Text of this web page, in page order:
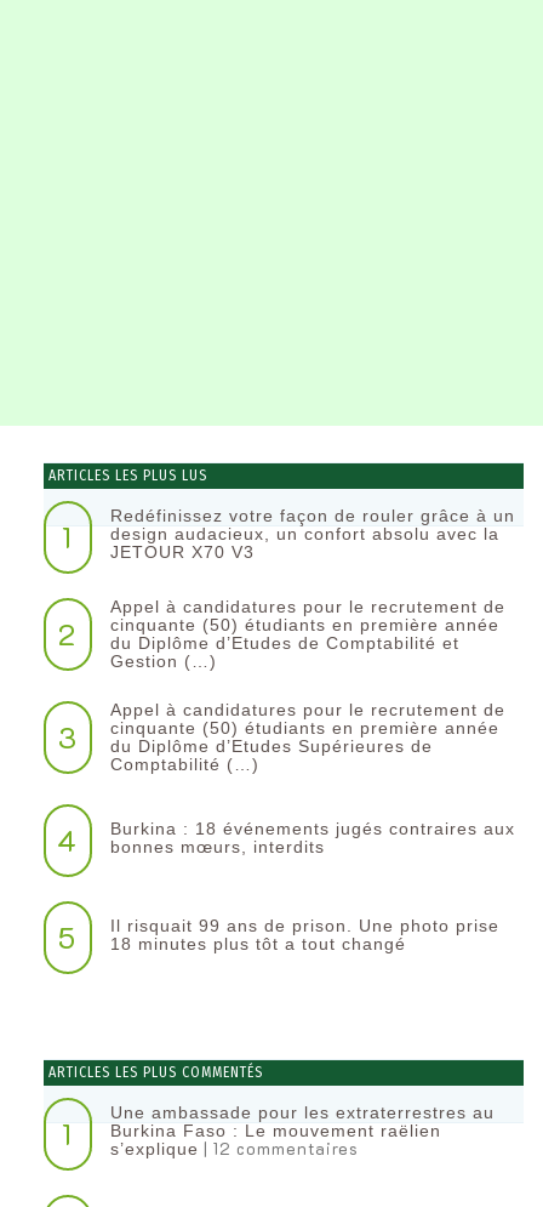
ARTICLES LES PLUS LUS
1
Redéfinissez votre façon de rouler grâce à un
design audacieux, un confort absolu avec la
JETOUR X70 V3
2
Appel à candidatures pour le recrutement de
cinquante (50) étudiants en première année
du Diplôme d’Etudes de Comptabilité et
Gestion (…)
3
Appel à candidatures pour le recrutement de
cinquante (50) étudiants en première année
du Diplôme d’Etudes Supérieures de
Comptabilité (…)
4
Burkina : 18 événements jugés contraires aux
bonnes mœurs, interdits
5
Il risquait 99 ans de prison. Une photo prise
18 minutes plus tôt a tout changé
ARTICLES LES PLUS COMMENTÉS
1
Une ambassade pour les extraterrestres au
Burkina Faso : Le mouvement raëlien
s’explique | 12 commentaires